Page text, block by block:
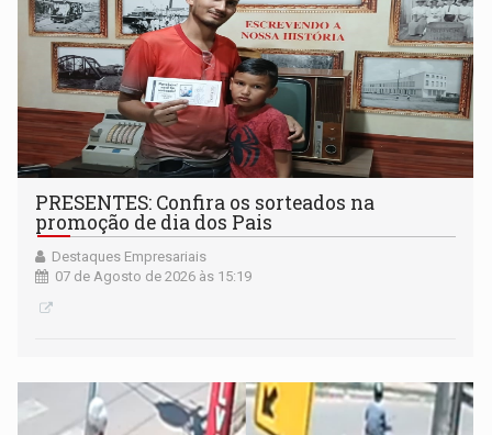
PRESENTES: Confira os sorteados na
promoção de dia dos Pais
Destaques Empresariais
07 de Agosto de 2026 às 15:19